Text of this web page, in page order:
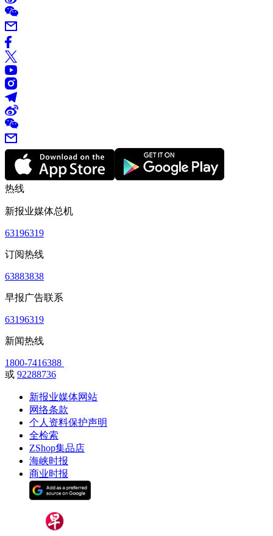
热线
新报业媒体总机
63196319
订阅热线
63883838
早报广告联系
63196319
新闻热线
1800-7416388
或 92288736
新报业媒体网站
网络条款
个人资料保护声明
全检索
ZShop集品店
海峡时报
商业时报